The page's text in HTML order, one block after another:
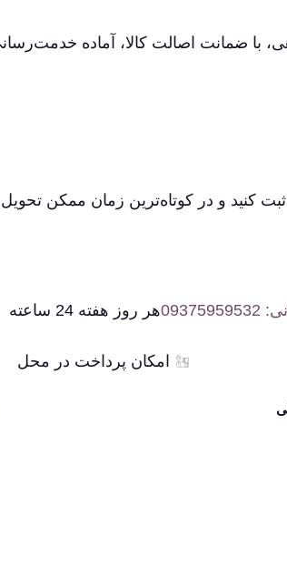
با ضمانت اصالت کالا، آماده
کنید و در کوتاه‌ترین زمان ممکن تحویل
هر روز هفته 24 ساعته
امکان پرداخت در محل